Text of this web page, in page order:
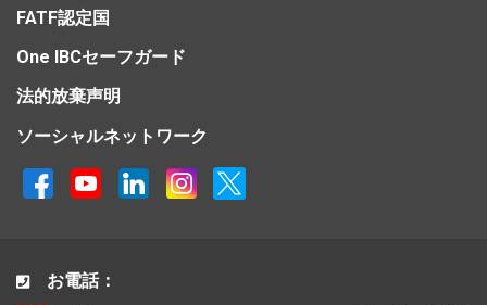
FATF認定国
One IBCセーフガード
法的放棄声明
ソーシャルネットワーク
お電話：